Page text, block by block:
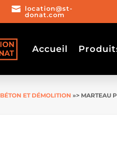

location@st-
donat.com
Accueil
BÉTON ET DÉMOLITION »> MARTEAU